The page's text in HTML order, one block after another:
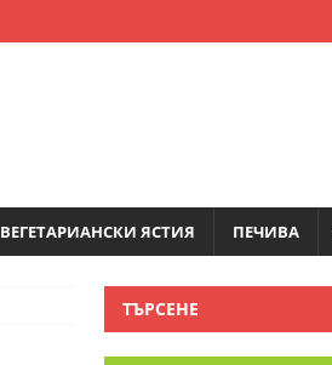
ВЕГЕТАРИАНСКИ ЯСТИЯ ПЕЧИВА
ТЪРСЕНЕ